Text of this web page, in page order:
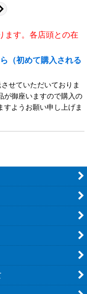
ます。各店頭との在
（初めて購入される
せていただいておりま
が御座いますので購入の
ようお願い申し上げま